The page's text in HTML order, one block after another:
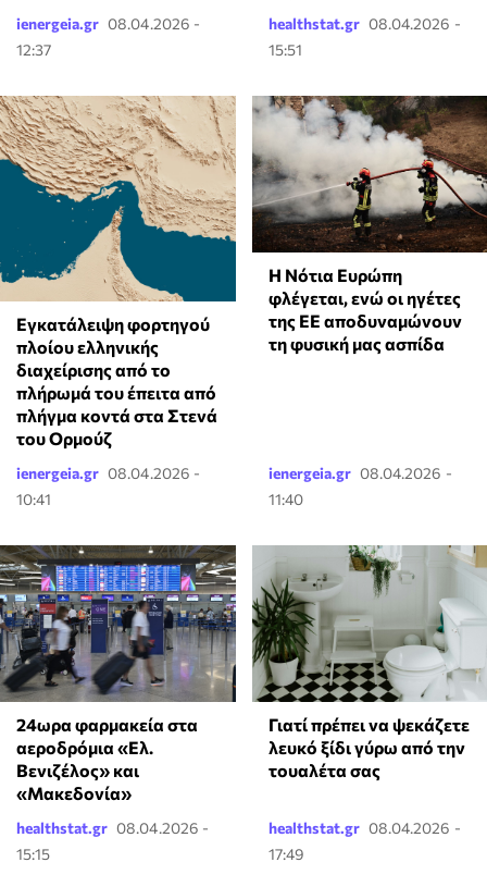
ienergeia.gr 08.04.2026 -
12:37
healthstat.gr 08.04.2026 -
15:51
Εγκατάλειψη φορτηγού
πλοίου ελληνικής
διαχείρισης από το
πλήρωμά του έπειτα από
πλήγμα κοντά στα Στενά
του Ορμούζ
ienergeia.gr 08.04.2026 -
10:41
Η Νότια Ευρώπη
φλέγεται, ενώ οι ηγέτες
της ΕΕ αποδυναμώνουν
τη φυσική μας ασπίδα
ienergeia.gr 08.04.2026 -
11:40
24ωρα φαρμακεία στα
αεροδρόμια «Ελ.
Βενιζέλος» και
«Μακεδονία»
healthstat.gr 08.04.2026 -
15:15
Γιατί πρέπει να ψεκάζετε
λευκό ξίδι γύρω από την
τουαλέτα σας
healthstat.gr 08.04.2026 -
17:49